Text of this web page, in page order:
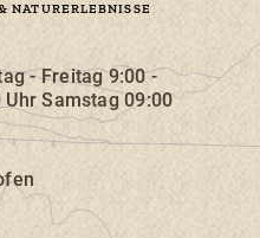
NATURERLEBNISSE
- Freitag 9:00 -
Samstag 09:00